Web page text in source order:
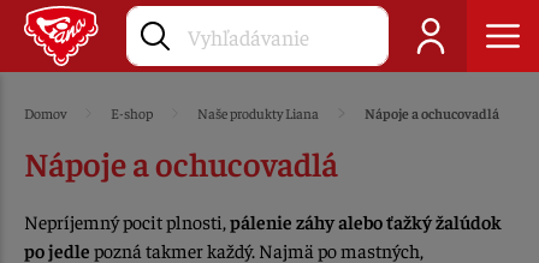
Domov E-shop Naše produkty Liana Nápoje a ochucovadlá
Nápoje a ochucovadlá
Nepríjemný pocit plnosti, pálenie záhy alebo ťažký žalúdok
po jedle pozná takmer každý. Najmä po mastných,